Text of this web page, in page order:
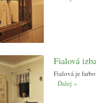
Fialová
Fialová je
Ďalej »